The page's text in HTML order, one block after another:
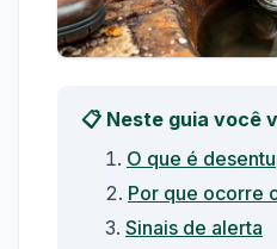
📋 Neste guia você
O que é
Por que ocorre
Sinais de alerta